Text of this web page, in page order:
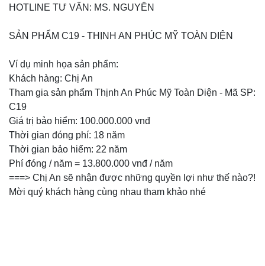
HOTLINE TƯ VẤN: MS. NGUYÊN
SẢN PHẨM C19 - THỊNH AN PHÚC MỸ TOÀN DIỆN
Ví dụ minh họa sản phẩm:
Khách hàng: Chị An
Tham gia sản phẩm Thịnh An Phúc Mỹ Toàn Diện - Mã SP:
C19
Giá trị bảo hiểm: 100.000.000 vnđ
Thời gian đóng phí: 18 năm
Thời gian bảo hiểm: 22 năm
Phí đóng / năm = 13.800.000 vnđ / năm
===> Chị An sẽ nhận được những quyền lợi như thế nào?!
Mời quý khách hàng cùng nhau tham khảo nhé